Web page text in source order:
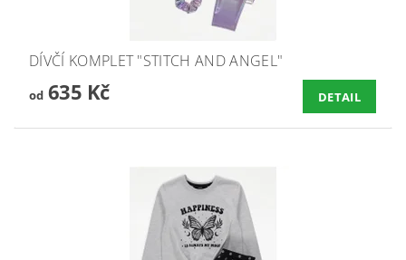
DÍVČÍ KOMPLET "STITCH AND ANGEL"
od635 Kč DETAIL